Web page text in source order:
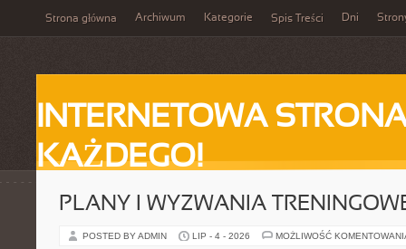
Strona główna Archiwum Kategorie Spis Treści Dni
INTERNETOWA
KAŻDEGO!
PLANY I WYZWANIA
POSTED BY ADMIN LIP - 4 - 2026 MOŻLIWOŚĆ